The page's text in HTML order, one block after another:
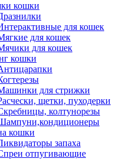
кошки
для кошек
для кошек
для кошек
кошки
для стрижки
щетки, пуходерки
колтунорезы
кошки
запаха
отпугивающие